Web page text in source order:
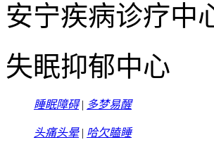
安宁疾病诊疗中
失眠抑郁中心
睡眠障碍| 多梦易醒
头痛头晕| 哈欠瞌睡